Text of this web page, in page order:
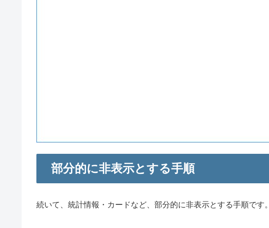
部分的に非表示とする手順
続いて、統計情報・カードなど、部分的に非表示とする手順です。